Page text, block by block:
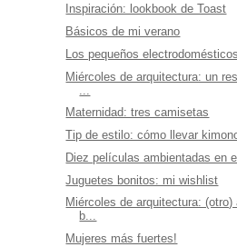
Inspiración: lookbook de Toast
Básicos de mi verano
Los pequeños
Miércoles de arquitectura: un
Maternidad: tres camisetas
Tip de estilo: cómo llevar
Diez películas ambientadas en
Juguetes bonitos: mi wishlist
Miércoles de arquitectura: (otro)
b...
Mujeres más fuertes!